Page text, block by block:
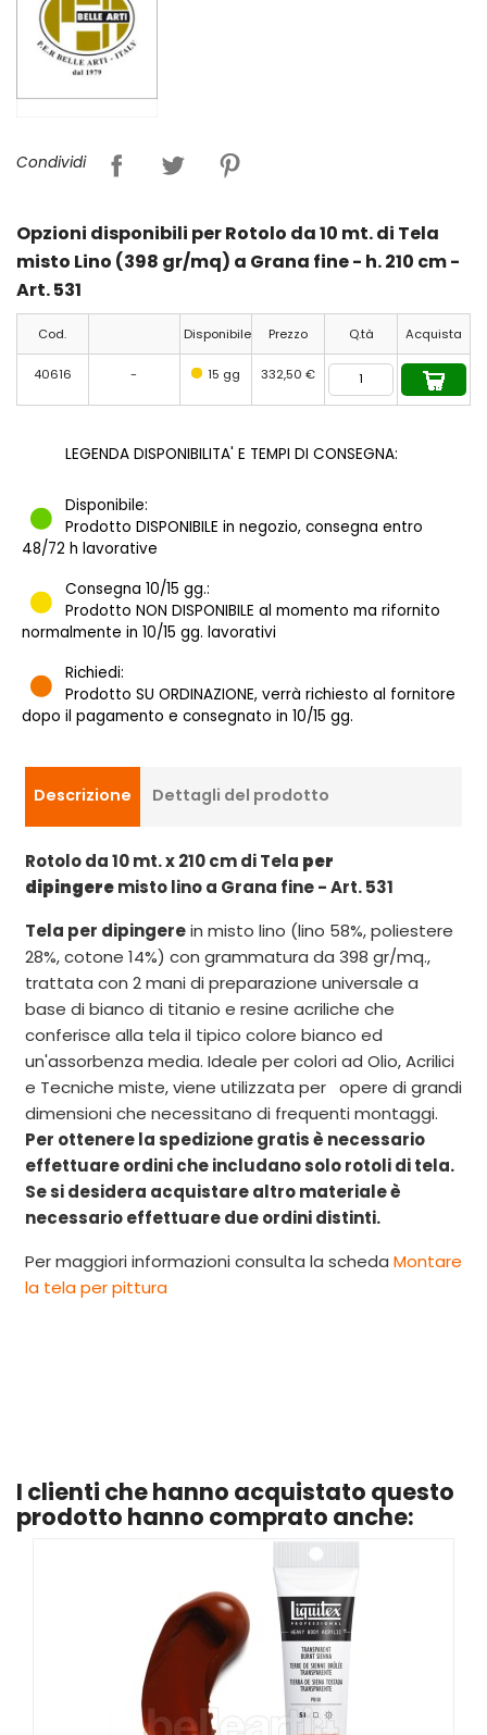
Condividi
Opzioni disponibili per Rotolo da 10 mt. di Tela
misto Lino (398 gr/mq) a Grana fine - h. 210 cm -
Art. 531
Cod. Disponibile Prezzo Q.tà Acquista
40616 - 15 gg 332,50 €
LEGENDA DISPONIBILITA' E TEMPI DI CONSEGNA:
Disponibile:
Prodotto DISPONIBILE in negozio, consegna entro
48/72 h lavorative
Consegna 10/15 gg.:
Prodotto NON DISPONIBILE al momento ma rifornito
normalmente in 10/15 gg. lavorativi
Richiedi:
Prodotto SU ORDINAZIONE, verrà richiesto al fornitore
dopo il pagamento e consegnato in 10/15 gg.
Descrizione Dettagli del prodotto
Rotolo da 10 mt. x 210 cm di Tela per
dipingeremisto lino a Grana fine - Art. 531
Tela per dipingerein misto lino (lino 58%, poliestere
28%, cotone 14%) con grammatura da 398 gr/mq.,
trattata con 2 mani di preparazione universale a
base di bianco di titanio e resine acriliche che
conferisce alla tela il tipico colore bianco ed
un'assorbenza media. Ideale per colori ad Olio, Acrilici
e Tecniche miste, viene utilizzata per opere di grandi
dimensioni che necessitano di frequenti montaggi.
Per ottenere la spedizione gratis è necessario
effettuare ordini che includano solo rotoli di tela.
Se si desidera acquistare altro materiale è
necessario effettuare due ordini distinti.
Per maggiori informazioni consulta la scheda Montare
la tela per pittura
I clienti che hanno acquistato questo
prodotto hanno comprato anche: